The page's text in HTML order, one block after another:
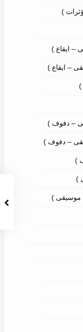
)
– ايقاع )
– ايقاع )
)
– دفوف )
– دفوف )
)
)
موسيقى )